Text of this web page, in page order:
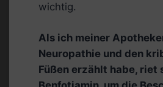
wichtig.
Als ich meiner
Neuropathie und den
Füßen erzählt habe, riet